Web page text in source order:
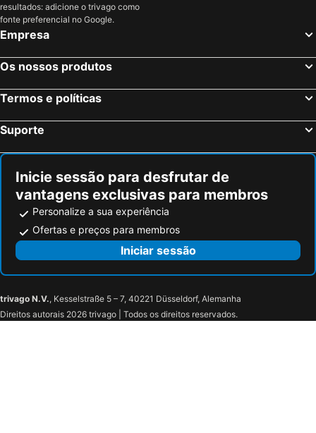
resultados: adicione o trivago como
fonte preferencial no Google.
Empresa
Os nossos produtos
Termos e políticas
Suporte
Inicie sessão para desfrutar de
vantagens exclusivas para membros
Personalize a sua experiência
Ofertas e preços para membros
Iniciar sessão
trivago N.V., Kesselstraße 5 – 7, 40221 Düsseldorf, Alemanha
Direitos autorais 2026 trivago | Todos os direitos reservados.